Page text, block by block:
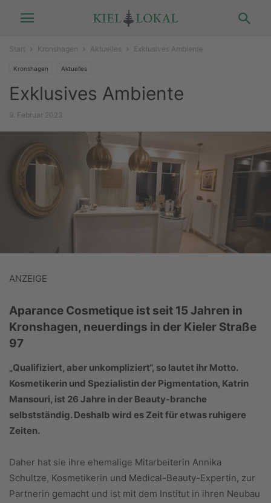
Start Kronshagen Aktuelles Exklusives Ambiente
Kronshagen Aktuelles
Exklusives Ambiente
9. Februar 2023
ANZEIGE
Aparance Cosmetique ist seit 15 Jahren in
Kronshagen, neuerdings in der Kieler Straße
97
„Qualifiziert, aber unkompliziert“, so lautet ihr Motto.
Kosmetikerin und Spezialistin der Pigmentation, Katrin
Mansouri, ist 26 Jahre in der Beauty-branche
selbstständig. Deshalb wird es Zeit für etwas ruhigere
Zeiten.
Daher hat sie ihre ehemalige Mitarbeiterin Annika
Schultze, Kosmetikerin und Medical-Beauty-Expertin, zur
Partnerin gemacht und ist mit dem Institut in ihren Neubau